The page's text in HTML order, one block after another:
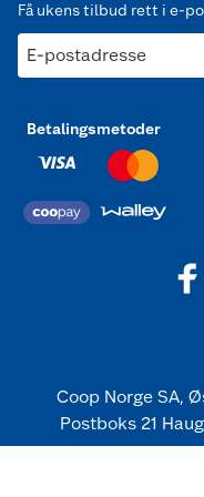
Få ukens tilbud rett i e-
E-postadresse
Betalingsmetoder
Coop Norge SA,
Postboks 21